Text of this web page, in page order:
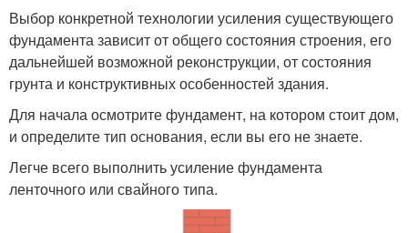
Выбор конкретной технологии усиления существующего
фундамента зависит от общего состояния строения, его
дальнейшей возможной реконструкции, от состояния
грунта и конструктивных особенностей здания.
Для начала осмотрите фундамент, на котором стоит дом,
и определите тип основания, если вы его не знаете.
Легче всего выполнить усиление фундамента
ленточного или свайного типа.